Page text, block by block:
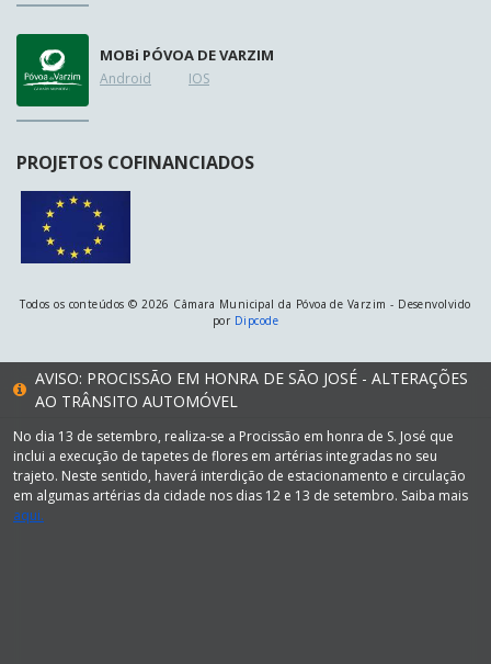
MOBi PÓVOA DE VARZIM
Android IOS
PROJETOS COFINANCIADOS
Todos os conteúdos © 2026 Câmara Municipal da Póvoa de Varzim - Desenvolvido
por Dipcode
AVISO: PROCISSÃO EM HONRA DE SÃO JOSÉ - ALTERAÇÕES
AO TRÂNSITO AUTOMÓVEL
No dia 13 de setembro, realiza-se a Procissão em honra de S. José que
inclui a execução de tapetes de flores em artérias integradas no seu
trajeto. Neste sentido, haverá interdição de estacionamento e circulação
em algumas artérias da cidade nos dias 12 e 13 de setembro. Saiba mais
aqui.